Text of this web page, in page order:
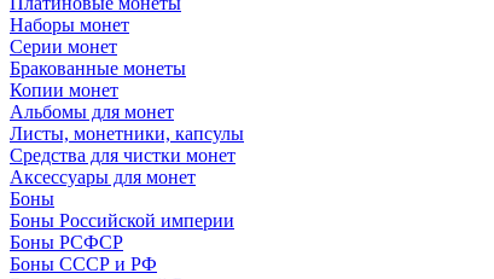
Наборы монет
Серии монет
Бракованные монеты
Копии монет
Альбомы для монет
Листы, монетники, капсулы
Средства для чистки монет
Аксессуары для монет
Боны
Боны Российской империи
Боны РСФСР
Боны СССР и РФ